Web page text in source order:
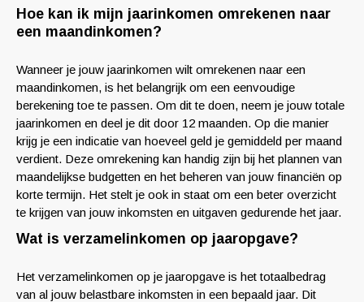
Hoe kan ik mijn jaarinkomen omrekenen naar
een maandinkomen?
Wanneer je jouw jaarinkomen wilt omrekenen naar een
maandinkomen, is het belangrijk om een eenvoudige
berekening toe te passen. Om dit te doen, neem je jouw totale
jaarinkomen en deel je dit door 12 maanden. Op die manier
krijg je een indicatie van hoeveel geld je gemiddeld per maand
verdient. Deze omrekening kan handig zijn bij het plannen van
maandelijkse budgetten en het beheren van jouw financiën op
korte termijn. Het stelt je ook in staat om een beter overzicht
te krijgen van jouw inkomsten en uitgaven gedurende het jaar.
Wat is verzamelinkomen op jaaropgave?
Het verzamelinkomen op je jaaropgave is het totaalbedrag
van al jouw belastbare inkomsten in een bepaald jaar. Dit